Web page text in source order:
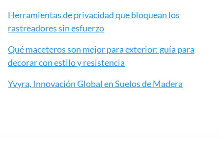
Herramientas de privacidad que bloquean los
rastreadores sin esfuerzo
Qué maceteros son mejor para exterior: guía para
decorar con estilo y resistencia
Yvyra, Innovación Global en Suelos de Madera